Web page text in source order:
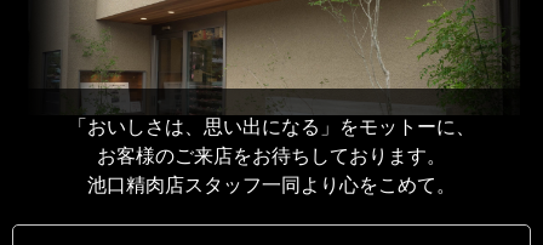
「おいしさは、思い出になる」をモットーに、
お客様のご来店をお待ちしております。
池口精肉店スタッフ一同より心をこめて。